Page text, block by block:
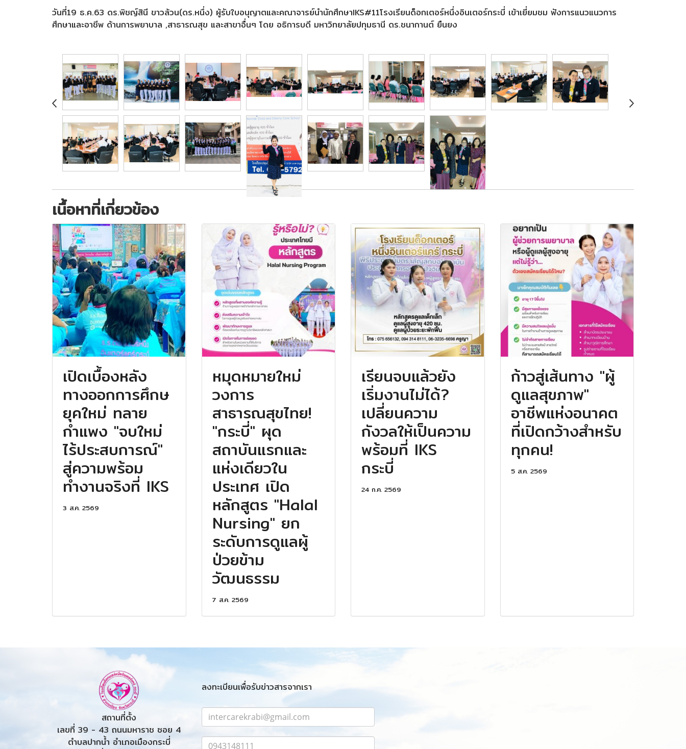
วันที่19 ธ.ค.63 ดร.พิชญ์สินี ขาวล้วน(ดร.หนึ่ง) ผู้รับใบอนุญาตและคณาจารย์นำนักศึกษาIKS#11โรงเรียนด็อกเตอร์หนึ่งอินเตอร์กระบี่ เข้าเยี่ยมชม ฟังการแนวแนวการ
ศึกษาและอาชีพ ด้านการพยาบาล ,สาธารณสุข และสาขาอื่นๆ โดย อธิการบดี มหาวิทยาลัยปทุมธานี ดร.ชนากานต์ ยืนยง
เนื้อหาที่เกี่ยวข้อง
เปิดเบื้องหลัง
ทางออกการศึกษ
ยุคใหม่ ทลาย
กำแพง "จบใหม่
ไร้ประสบการณ์"
สู่ความพร้อม
ทำงานจริงที่ IKS
3 ส.ค. 2569
หมุดหมายใหม่
วงการ
สาธารณสุขไทย!
"กระบี่" ผุด
สถาบันแรกและ
แห่งเดียวใน
ประเทศ เปิด
หลักสูตร "Halal
Nursing" ยก
ระดับการดูแลผู้
ป่วยข้าม
วัฒนธรรม
7 ส.ค. 2569
เรียนจบแล้วยัง
เริ่มงานไม่ได้?
เปลี่ยนความ
กังวลให้เป็นความ
พร้อมที่ IKS
กระบี่
24 ก.ค. 2569
ก้าวสู่เส้นทาง "ผู้
ดูแลสุขภาพ"
อาชีพแห่งอนาคต
ที่เปิดกว้างสำหรับ
ทุกคน!
5 ส.ค. 2569
สถานที่ตั้ง
เลขที่ 39 - 43 ถนนมหาราช ซอย 4
ตำบลปากน้ำ อำเภอเมืองกระบี่
ลงทะเบียนเพื่อรับข่าวสารจากเรา